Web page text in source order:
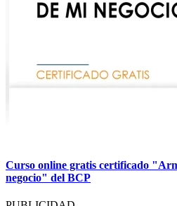
Curso online gratis certificado
negocio" del BCP